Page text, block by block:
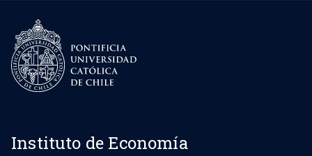
Instituto de Economía